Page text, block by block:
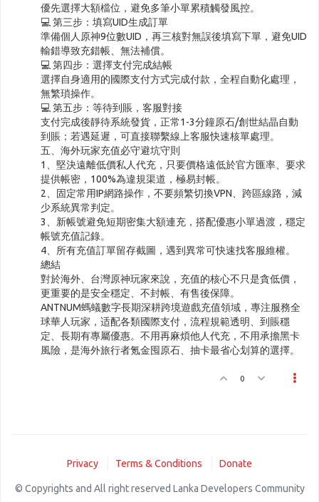
優先選擇大額檔位，避免多筆小單累積觸發風控。
💻 第三步：填寫UID生成訂單
準備個人原神9位數UID，再三核對無誤後填寫下單，避免UID
輸錯導致充錯帳、無法補償。
💻 第四步：選擇支付完成結帳
選擇自身適用的國際支付方式完成付款，全程自動化處理，
無繁瑣操作。
💻 第五步：等待到賬，客服對接
支付完成後靜待系統發貨，正常1-3分鐘原石/創世結晶自動
到賬；若遇延遲，可直接聯繫線上客服快速核單處理。
五、海外玩家充值必守避坑守則
1、堅決遠離低價私人代充，只要價格遠低於官方匯率、要求
提供帳密，100%為違規渠道，極易封帳。
2、固定常用IP網路操作，不要頻繁切換VPN、跨區線路，減
少系統異常判定。
3、新帳號避免短期密集大額連充，搭配優惠小單過渡，穩定
帳號充值記錄。
4、所有充值訂單留存截圖，遇到異常可快速找客服維權。
總結
對於海外、台灣原神玩家來說，充值的核心不只是貪低價，
更重要的是安全穩定、不封帳、有售後保障。
ANTNUM螞蟻數字長期深耕跨境遊戲充值領域，專注服務全
球華人玩家，适配各類國際支付，流程規範透明、到賬穩
定、長期有專屬優惠。不用再麻煩他人代充，不用承擔黑卡
風險，是海外旅行者氪金囤原石、抽卡最省心划算的選擇。
0
Privacy Terms & Conditions Donate
© Copyrights and All right reserved Lanka Developers Community